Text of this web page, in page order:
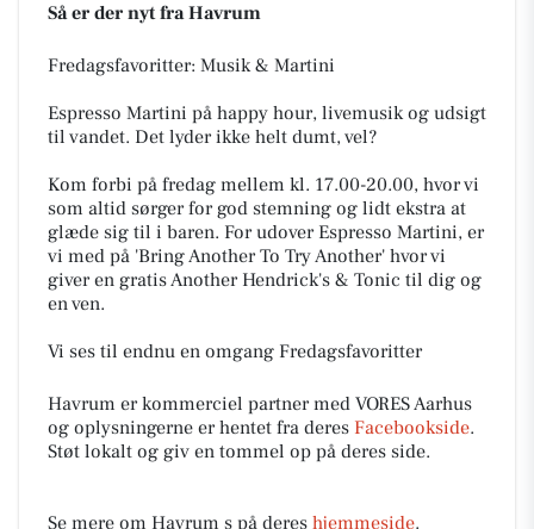
Så er der nyt fra Havrum
Fredagsfavoritter: Musik & Martini
Espresso Martini på happy hour, livemusik og udsigt
til vandet. Det lyder ikke helt dumt, vel?
Kom forbi på fredag mellem kl. 17.00-20.00, hvor vi
som altid sørger for god stemning og lidt ekstra at
glæde sig til i baren. For udover Espresso Martini, er
vi med på 'Bring Another To Try Another' hvor vi
giver en gratis Another Hendrick's & Tonic til dig og
en ven.
Vi ses til endnu en omgang Fredagsfavoritter
Havrum er kommerciel partner med VORES Aarhus
og oplysningerne er hentet fra deres Facebookside.
Støt lokalt og giv en tommel op på deres side.
Se mere om Havrum s på deres hjemmeside.